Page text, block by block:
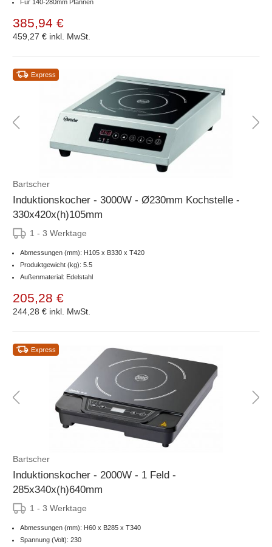
Für 140-280mm Pfannen
385,94 €
459,27 € inkl. MwSt.
Express
Bartscher
Induktionskocher - 3000W - Ø230mm Kochstelle -
330x420x(h)105mm
1 - 3 Werktage
Abmessungen (mm): H105 x B330 x T420
Produktgewicht (kg): 5.5
Außenmaterial: Edelstahl
205,28 €
244,28 € inkl. MwSt.
Express
Bartscher
Induktionskocher - 2000W - 1 Feld -
285x340x(h)640mm
1 - 3 Werktage
Abmessungen (mm): H60 x B285 x T340
Spannung (Volt): 230